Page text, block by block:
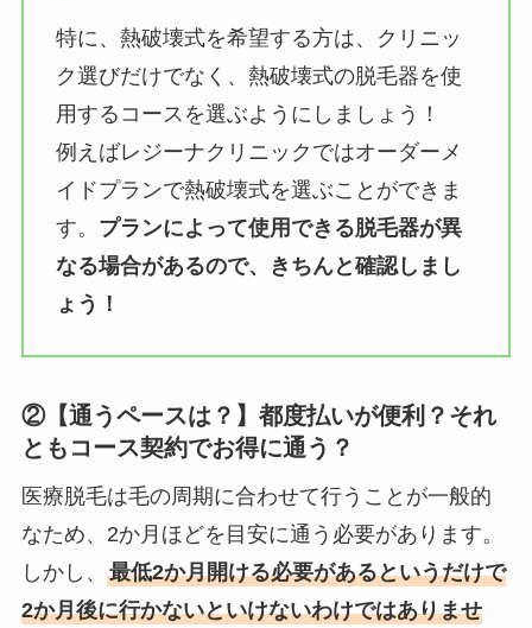
特に、熱破壊式を希望する方は、クリニッ
ク選びだけでなく、熱破壊式の脱毛器を使
用するコースを選ぶようにしましょう！
例えばレジーナクリニックではオーダーメ
イドプランで熱破壊式を選ぶことができま
す。 プランによって使用できる脱毛器が異
なる場合があるので、きちんと確認しまし
ょう！
②【通うペースは？】都度払いが便利？それ
ともコース契約でお得に通う？
医療脱毛は毛の周期に合わせて行うことが一般的
なため、2か月ほどを目安に通う必要があります。
しかし、 最低2か月開ける必要があるというだけで
2か月後に行かないといけないわけではありませ